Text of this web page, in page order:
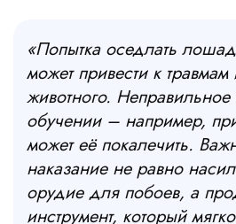
«Попытка оседлать
может привести к
животного.
обучении – например,
может её покалечить.
наказание не равно
орудие для побоев, а
инструмент, который